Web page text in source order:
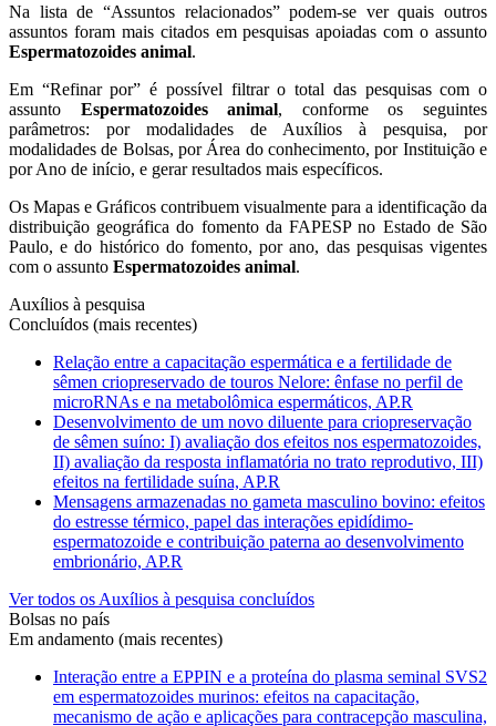
Na lista de “Assuntos relacionados” podem-se ver quais outros
assuntos foram mais citados em pesquisas apoiadas com o assunto
Espermatozoides animal.
Em “Refinar por” é possível filtrar o total das pesquisas com o
assunto Espermatozoides animal, conforme os seguintes
parâmetros: por modalidades de Auxílios à pesquisa, por
modalidades de Bolsas, por Área do conhecimento, por Instituição e
por Ano de início, e gerar resultados mais específicos.
Os Mapas e Gráficos contribuem visualmente para a identificação da
distribuição geográfica do fomento da FAPESP no Estado de São
Paulo, e do histórico do fomento, por ano, das pesquisas vigentes
com o assunto Espermatozoides animal.
Auxílios à pesquisa
Concluídos (mais recentes)
Relação entre a capacitação espermática e a fertilidade de
sêmen criopreservado de touros Nelore: ênfase no perfil de
microRNAs e na metabolômica espermáticos, AP.R
Desenvolvimento de um novo diluente para criopreservação
de sêmen suíno: I) avaliação dos efeitos nos espermatozoides,
II) avaliação da resposta inflamatória no trato reprodutivo, III)
efeitos na fertilidade suína, AP.R
Mensagens armazenadas no gameta masculino bovino: efeitos
do estresse térmico, papel das interações epidídimo-
espermatozoide e contribuição paterna ao desenvolvimento
embrionário, AP.R
Ver todos os Auxílios à pesquisa concluídos
Bolsas no país
Em andamento (mais recentes)
Interação entre a EPPIN e a proteína do plasma seminal SVS2
em espermatozoides murinos: efeitos na capacitação,
mecanismo de ação e aplicações para contracepção masculina,